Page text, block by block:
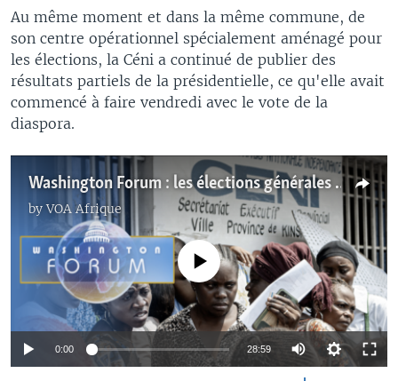
Au même moment et dans la même commune, de
son centre opérationnel spécialement aménagé pour
les élections, la Céni a continué de publier des
résultats partiels de la présidentielle, ce qu'elle avait
commencé à faire vendredi avec le vote de la
diaspora.
Washington Forum : les élections générales en RDC
byVOA Afrique
No media source currently available
0:00 28:59